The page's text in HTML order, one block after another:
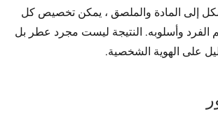
إلى المادة والملصق ، يمكن تخصيص كل
وأسلوبه. النتيجة ليست مجرد عطر بل
على الهوية الشخصية.